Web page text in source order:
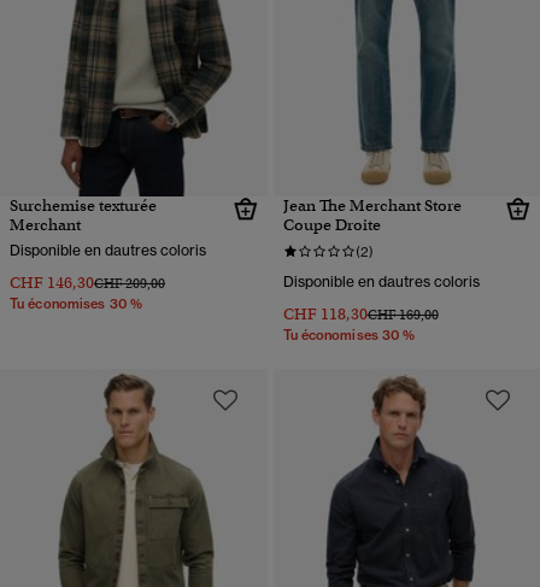
Surchemise texturée
Merchant
Disponible en dautres coloris
CHF 146,30Prix réduit de
CHF 209,00à
Tu économises 30 %
Jean The Merchant Store
Coupe Droite
(2)
Disponible en dautres coloris
CHF 118,30Prix réduit de
CHF 169,00à
Tu économises 30 %